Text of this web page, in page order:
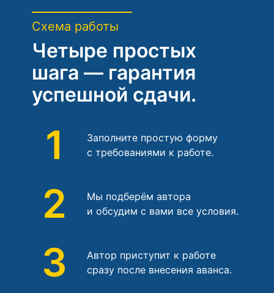
Схема работы
Четыре простых
шага — гарантия
успешной сдачи.
1
Заполните простую форму
с требованиями к работе.
2
Мы подберём автора
и обсудим с вами все условия.
3
Автор приступит к работе
сразу после внесения аванса.